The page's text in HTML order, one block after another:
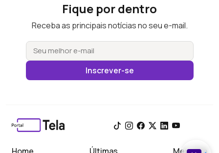
Fique por dentro
Receba as principais notícias no seu e-mail.
Inscrever-se